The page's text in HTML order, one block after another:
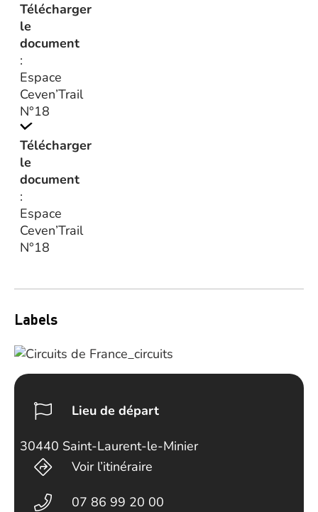
Télécharger
le
document
:
Espace
Ceven’Trail
N°18
Télécharger
le
document
:
Espace
Ceven’Trail
N°18
Labels
Lieu de départ
30440 Saint-Laurent-le-Minier
Voir l’itinéraire
07 86 99 20 00